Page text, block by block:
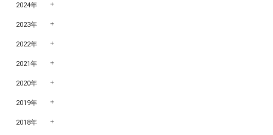
2024年
2023年
2022年
2021年
2020年
2019年
2018年